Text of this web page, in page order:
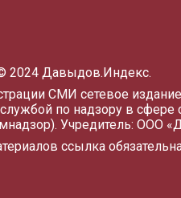
2024 Давыдов.Индекс.
СМИ сетевое издание
по надзору в
Учредитель: ООО
ссылка